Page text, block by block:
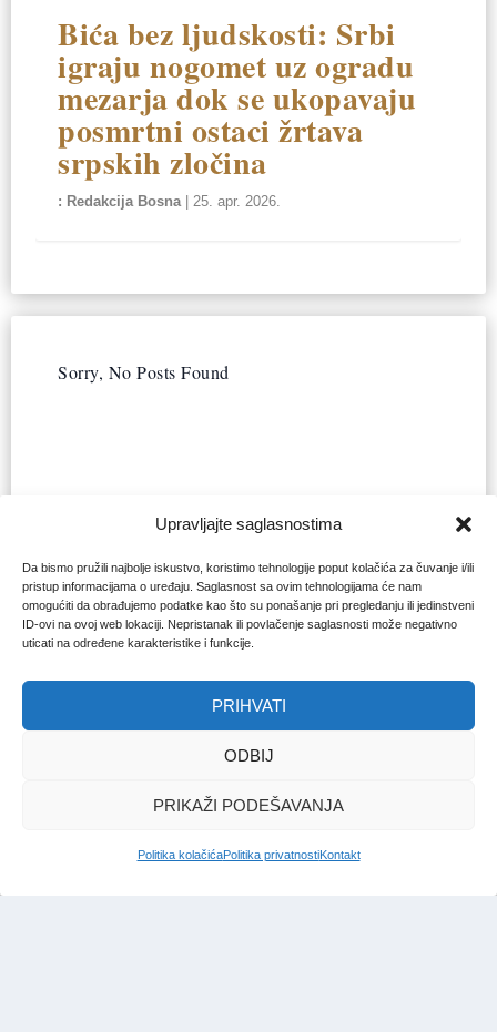
Upravljajte saglasnostima
Da bismo pružili najbolje iskustvo, koristimo tehnologije poput kolačića za čuvanje i/ili
pristup informacijama o uređaju. Saglasnost sa ovim tehnologijama će nam
omogućiti da obrađujemo podatke kao što su ponašanje pri pregledanju ili jedinstveni
ID-ovi na ovoj web lokaciji. Nepristanak ili povlačenje saglasnosti može negativno
uticati na određene karakteristike i funkcije.
PRIHVATI
ODBIJ
PRIKAŽI PODEŠAVANJA
Politika kolačićaPolitika privatnostiKontakt
Bića bez ljudskosti: Srbi
igraju nogomet uz ogradu
mezarja dok se ukopavaju
posmrtni ostaci žrtava
srpskih zločina
Redakcija Bosna|25. apr. 2026.
Sorry, No Posts Found